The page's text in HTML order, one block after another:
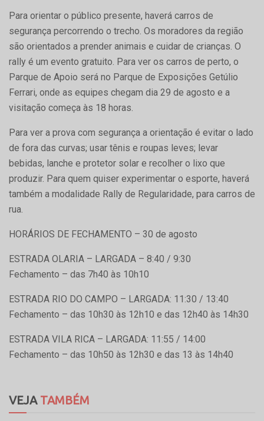
Para orientar o público presente, haverá carros de
segurança percorrendo o trecho. Os moradores da região
são orientados a prender animais e cuidar de crianças. O
rally é um evento gratuito. Para ver os carros de perto, o
Parque de Apoio será no Parque de Exposições Getúlio
Ferrari, onde as equipes chegam dia 29 de agosto e a
visitação começa às 18 horas.
Para ver a prova com segurança a orientação é evitar o lado
de fora das curvas; usar tênis e roupas leves; levar
bebidas, lanche e protetor solar e recolher o lixo que
produzir. Para quem quiser experimentar o esporte, haverá
também a modalidade Rally de Regularidade, para carros de
rua.
HORÁRIOS DE FECHAMENTO – 30 de agosto
ESTRADA OLARIA – LARGADA – 8:40 / 9:30
Fechamento – das 7h40 às 10h10
ESTRADA RIO DO CAMPO – LARGADA: 11:30 / 13:40
Fechamento – das 10h30 às 12h10 e das 12h40 às 14h30
ESTRADA VILA RICA – LARGADA: 11:55 / 14:00
Fechamento – das 10h50 às 12h30 e das 13 às 14h40
VEJATAMBÉM